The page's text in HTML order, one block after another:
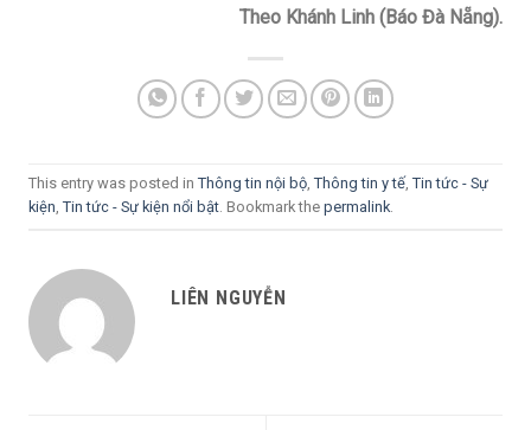
Theo Khánh Linh (Báo Đà Nẵng).
This entry was posted inThông tin nội bộ,Thông tin y tế,Tin tức - Sự
kiện,Tin tức - Sự kiện nổi bật. Bookmark the permalink.
LIÊN NGUYỄN